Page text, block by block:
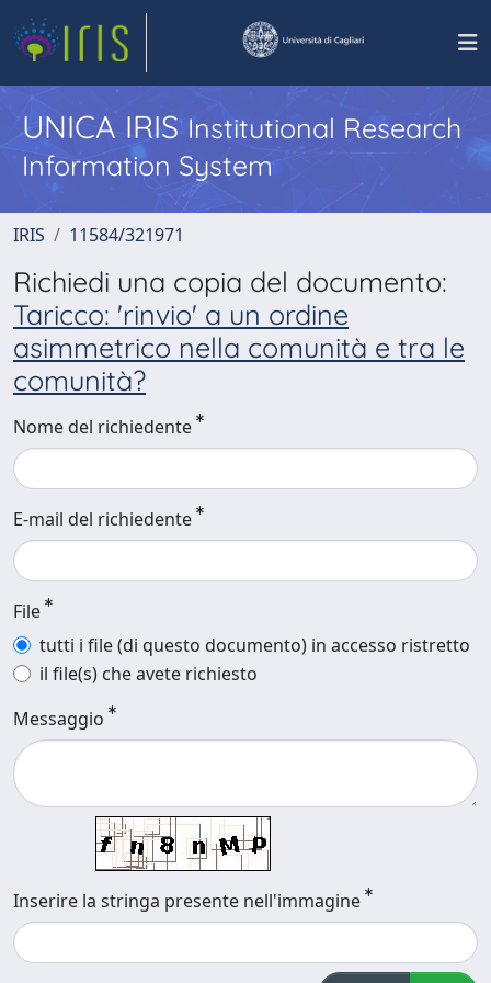
UNICA IRISInstitutional Research
Information System
IRIS 11584/321971
Richiedi una copia del documento:
Taricco: 'rinvio' a un ordine
asimmetrico nella comunità e tra le
comunità?
Nome del richiedente
E-mail del richiedente
File
tutti i file (di questo documento) in accesso ristretto
il file(s) che avete richiesto
Messaggio
Inserire la stringa presente nell'immagine